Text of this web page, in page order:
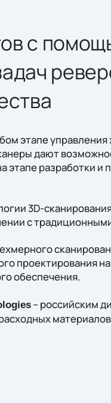
с
этапе
дают
разработки и
3D-
с
проектирования
обеспечения.
– российским